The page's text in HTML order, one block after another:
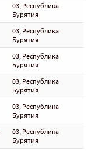
03, Республика
Бурятия
03, Республика
Бурятия
03, Республика
Бурятия
03, Республика
Бурятия
03, Республика
Бурятия
03, Республика
Бурятия